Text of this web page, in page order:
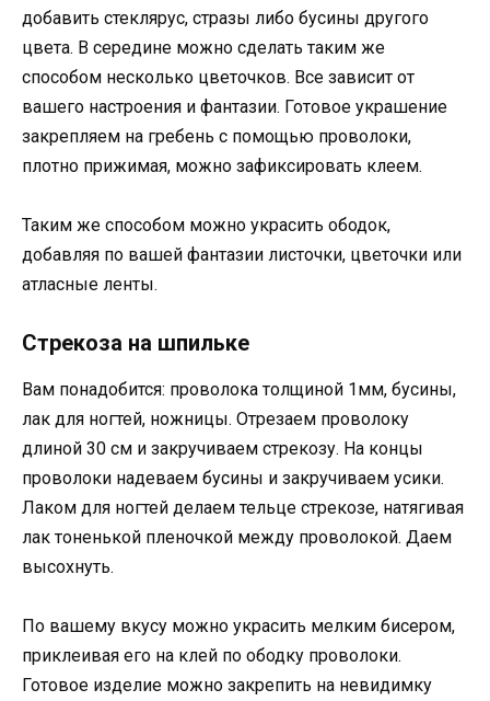
добавить стеклярус, стразы либо бусины другого
цвета. В середине можно сделать таким же
способом несколько цветочков. Все зависит от
вашего настроения и фантазии. Готовое украшение
закрепляем на гребень с помощью проволоки,
плотно прижимая, можно зафиксировать клеем.
Таким же способом можно украсить ободок,
добавляя по вашей фантазии листочки, цветочки или
атласные ленты.
Стрекоза на шпильке
Вам понадобится: проволока толщиной 1мм, бусины,
лак для ногтей, ножницы. Отрезаем проволоку
длиной 30 см и закручиваем стрекозу. На концы
проволоки надеваем бусины и закручиваем усики.
Лаком для ногтей делаем тельце стрекозе, натягивая
лак тоненькой пленочкой между проволокой. Даем
высохнуть.
По вашему вкусу можно украсить мелким бисером,
приклеивая его на клей по ободку проволоки.
Готовое изделие можно закрепить на невидимку